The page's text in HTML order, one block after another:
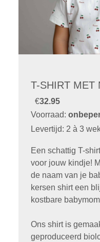
T-SHIRT MET
€32.95
Voorraad:
Levertijd: 2 à 3
Een schattig T-
voor jouw kindje!
de naam van je
kersen shirt een
kostbare
Ons shirt is
geproduceerd